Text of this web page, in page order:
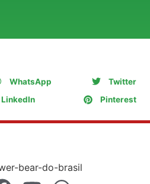
WhatsApp
Twitter
LinkedIn Pinterest